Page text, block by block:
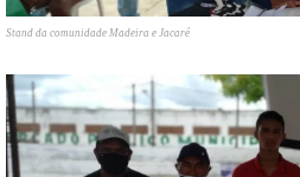
Stand da comunidade Madeira e Jacaré